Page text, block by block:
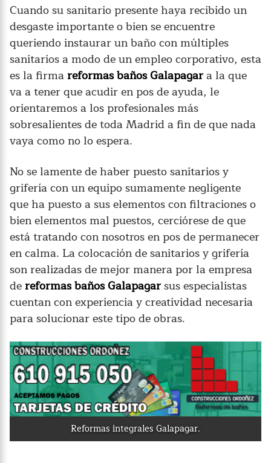
Cuando su sanitario presente haya recibido un
desgaste importante o bien se encuentre
queriendo instaurar un baño con múltiples
sanitarios a modo de un empleo corporativo, esta
es la firmareformas baños Galapagara la que
va a tener que acudir en pos de ayuda, le
orientaremos a los profesionales más
sobresalientes de toda Madrid a fin de que nada
vaya como no lo espera.
No se lamente de haber puesto sanitarios y
grifería con un equipo sumamente negligente
que ha puesto a sus elementos con filtraciones o
bien elementos mal puestos, cerciórese de que
está tratando con nosotros en pos de permanecer
en calma. La colocación de sanitarios y grifería
son realizadas de mejor manera por la empresa
dereformas baños Galapagarsus especialistas
cuentan con experiencia y creatividad necesaria
para solucionar este tipo de obras.
Reformas integrales Galapagar.